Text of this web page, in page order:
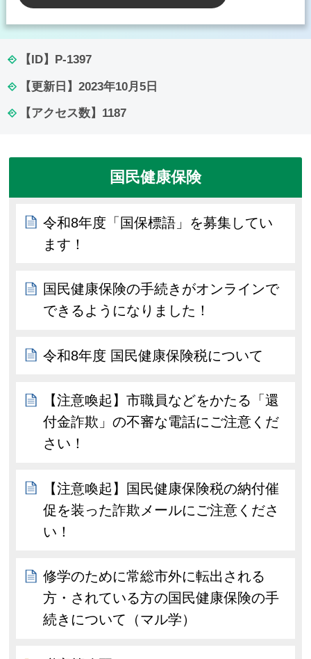
【ID】 P-1397
【更新日】 2023年10月5日
【アクセス数】 1187
国民健康保険
令和8年度「国保標語」を募集してい
ます！
国民健康保険の手続きがオンラインで
できるようになりました！
令和8年度 国民健康保険税について
【注意喚起】市職員などをかたる「還
付金詐欺」の不審な電話にご注意くだ
さい！
【注意喚起】国民健康保険税の納付催
促を装った詐欺メールにご注意くださ
い！
修学のために常総市外に転出される
方・されている方の国民健康保険の手
続きについて（マル学）